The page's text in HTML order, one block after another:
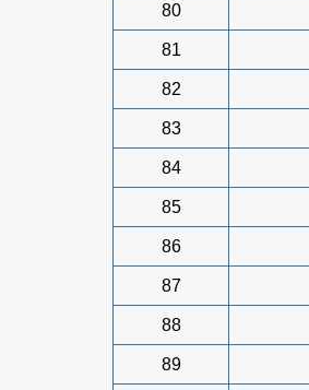
80
81
82
83
84
85
86
87
88
89